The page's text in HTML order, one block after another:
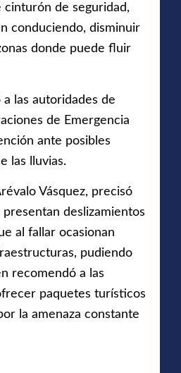
cinturón de seguridad,
conduciendo, disminuir
donde puede fluir
las autoridades de
de Emergencia
ante posibles
las lluvias.
Vásquez, precisó
deslizamientos
al fallar ocasionan
pudiendo
recomendó a las
paquetes turísticos
la amenaza constante